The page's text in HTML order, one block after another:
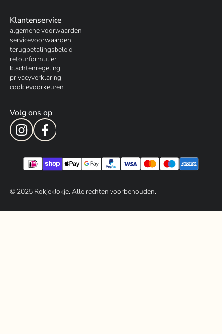
Klantenservice
algemene voorwaarden
servicevoorwaarden
terugbetalingsbeleid
retourformulier
klachtenregeling
privacyverklaring
cookievoorkeuren
Volg ons op
© 2025Rokjeklokje. Alle rechten voorbehouden.